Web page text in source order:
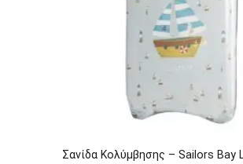
να
σελίδα
του
Σανίδα Κολύμβησης – Sailors Bay